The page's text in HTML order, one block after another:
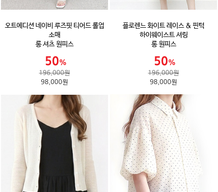
오트에디션 네이비 루즈핏 티어드 롤업
소매
롱 셔츠 원피스
196,000원
98,000원
플로렌느 화이트 레이스 & 핀턱
하이웨이스트 셔링
롱 원피스
196,000원
98,000원